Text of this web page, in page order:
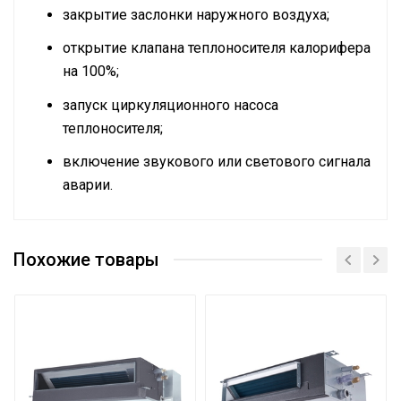
закрытие заслонки наружного воздуха;
открытие клапана теплоносителя калорифера
на 100%;
запуск циркуляционного насоса
теплоносителя;
включение звукового или светового сигнала
аварии.
производительность
Подсветка пульта
Высота упаковки товара
27
Похожие товары